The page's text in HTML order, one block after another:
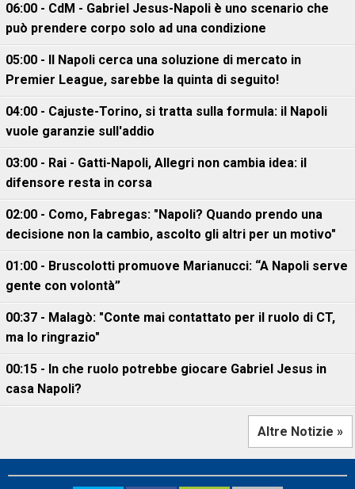
06:00 - CdM - Gabriel Jesus-Napoli è uno scenario che
può prendere corpo solo ad una condizione
05:00 - Il Napoli cerca una soluzione di mercato in
Premier League, sarebbe la quinta di seguito!
04:00 - Cajuste-Torino, si tratta sulla formula: il Napoli
vuole garanzie sull'addio
03:00 - Rai - Gatti-Napoli, Allegri non cambia idea: il
difensore resta in corsa
02:00 - Como, Fabregas: "Napoli? Quando prendo una
decisione non la cambio, ascolto gli altri per un motivo"
01:00 - Bruscolotti promuove Marianucci: “A Napoli serve
gente con volontà”
00:37 - Malagò: "Conte mai contattato per il ruolo di CT,
ma lo ringrazio"
00:15 - In che ruolo potrebbe giocare Gabriel Jesus in
casa Napoli?
Altre Notizie »